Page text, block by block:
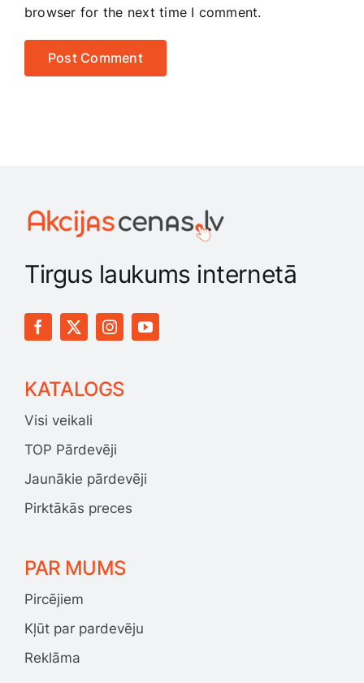
browser for the next time I comment.
Tirgus laukums internetā
KATALOGS
Visi veikali
TOP Pārdevēji
Jaunākie pārdevēji
Pirktākās preces
PAR MUMS
Pircējiem
Kļūt par pardevēju
Reklāma